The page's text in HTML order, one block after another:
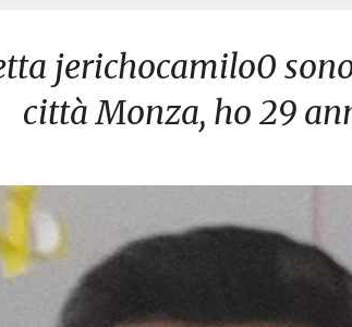
jerichocamilo0
città Monza, ho 29